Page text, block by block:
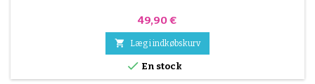
Pris
49,90 €
 Læg i indkøbskurv
 En stock